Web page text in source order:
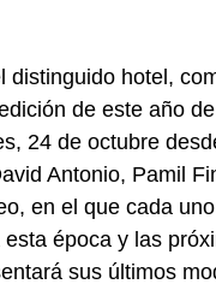
hotel,
de este año de
24 de octubre
Antonio, Pamil
en el que cada
época y las
sus últimos